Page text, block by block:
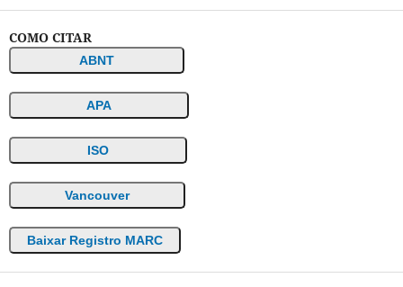
COMO CITAR
ABNT
APA
ISO
Vancouver
Baixar Registro MARC